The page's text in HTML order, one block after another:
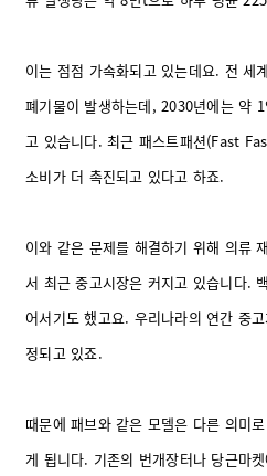
이는 점점 가속화되고 있는데요. 전 세
폐기물이 발생하는데, 2030년에는 약
고 있습니다. 최근 패스트패션(Fast
소비가 더 촉진되고 있다고 하죠.
이와 같은 문제를 해결하기 위해 의류
서 최근 중고시장은 커지고 있습니다.
어서기도 했고요. 우리나라의 연간 중
정되고 있죠.
때문에 패브와 같은 모델은 다른 의미
게 됩니다. 기존의 번개장터나 당근마